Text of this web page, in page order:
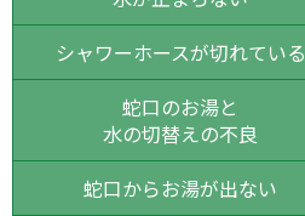
シャワーホースが切れている
蛇口のお湯と
水の切替えの不良
蛇口からお湯が出ない